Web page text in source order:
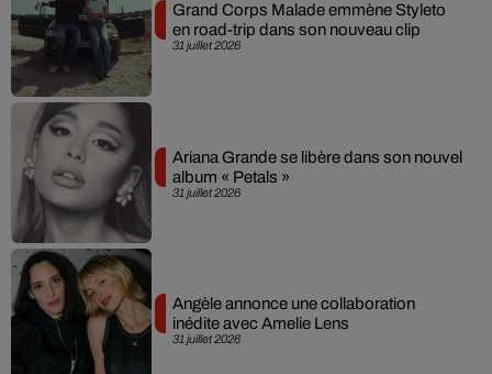
31 juillet 2026
Grand Corps Malade emmène Styleto
en road-trip dans son nouveau clip
31 juillet 2026
Ariana Grande se libère dans son nouvel
album « Petals »
31 juillet 2026
Angèle annonce une collaboration
inédite avec Amelie Lens